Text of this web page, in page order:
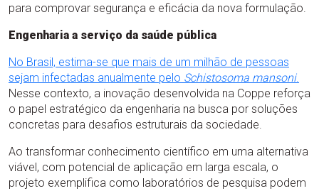
para comprovar segurança e eficácia da nova formulação.
Engenharia a serviço da saúde pública
No Brasil, estima-se que mais de um milhão de pessoas
sejam infectadas anualmente pelo Schistosoma mansoni.
Nesse contexto, a inovação desenvolvida na Coppe reforça
o papel estratégico da engenharia na busca por soluções
concretas para desafios estruturais da sociedade.
Ao transformar conhecimento científico em uma alternativa
viável, com potencial de aplicação em larga escala, o
projeto exemplifica como laboratórios de pesquisa podem